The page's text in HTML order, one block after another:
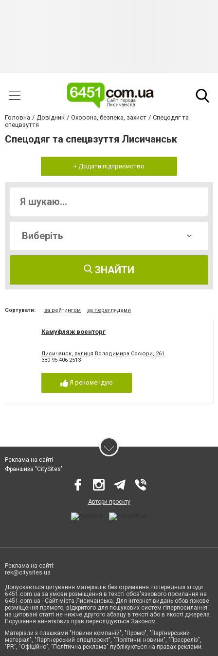
Головна Довідник Охорона, безпека, захист
Спецодяг та
спецвзуття
Спецодяг та спецвзуття Лисичанськ
+ Додати підприємство
ЗНАЙТИ
Сортувати: за рейтингом за переглядами
Камуфляж военторг
Лисичанск, вулиця Володимира Сосюри, 261
380 95 406 2513
Я рекомендую
Реклама на сайті
Франшиза "CitySites"
Автори проєкту
Реклама на сайті:
rek@citysites.ua
Допускається цитування матеріалів без отримання попередньої згоди
6451.com.ua за умови розміщення в тексті обов'язкового посилання на
6451.com.ua - Сайт міста Лисичанська. Для інтернет-видань обов'язкове
розміщення прямого, відкритого для пошукових систем гіперпосилання
на цитовані статті не нижче другого абзацу в тексті або в якості джерела.
Порушення виняткових прав переслідується Законом.
Матеріали з плашками "Новини компаній", "Промо", "Партнерський
матеріал", "Партнерський спецпроєкт", "Політичні новини", "Пресреліз",
"PR", "Офіційно", "Політична реклама" публікуються на правах реклами.